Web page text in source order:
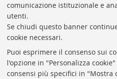
comunicazione istituzionale e
utenti.
Se chiudi questo banner
cookie necessari.
Puoi esprimere il consenso sui
l'opzione in "Personalizza
consensi più specifici in "Mostra
Rss
Biblioteche
Sale